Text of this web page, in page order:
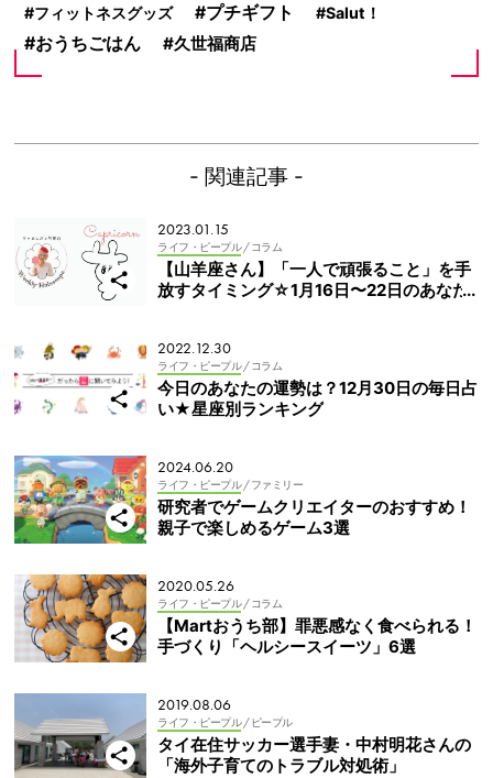
フィットネスグッズ プチギフト Salut！
おうちごはん 久世福商店
- 関連記事 -
2023.01.15
ライフ・ピープル / コラム
【山羊座さん】「一人で頑張ること」を手
放すタイミング☆1月16日〜22日のあなた
2022.12.30
ライフ・ピープル / コラム
今日のあなたの運勢は？12月30日の毎日占
い★星座別ランキング
2024.06.20
ライフ・ピープル / ファミリー
研究者でゲームクリエイターのおすすめ！
親子で楽しめるゲーム3選
2020.05.26
ライフ・ピープル / コラム
【Martおうち部】罪悪感なく食べられる！
手づくり「ヘルシースイーツ」6選
2019.08.06
ライフ・ピープル / ピープル
タイ在住サッカー選手妻・中村明花さんの
「海外子育てのトラブル対処術」